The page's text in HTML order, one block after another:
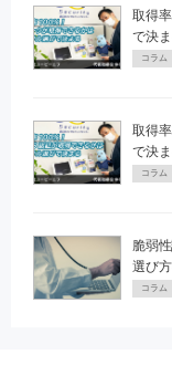
取得
で決
コラム
取得
で決
コラム
脆弱
選び
コラム